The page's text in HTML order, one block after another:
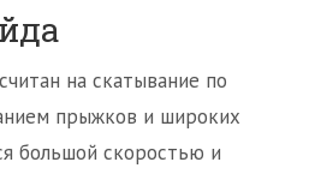
на скатывание по
прыжков и широких
большой скоростью и